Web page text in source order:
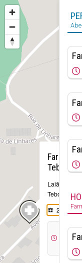
Farmácia
Tebosa
Laião-Tebosa
Tebosa
253 287
08:30
13:00
às